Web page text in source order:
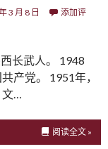
3 月 8 日
添加评
长武人。 1948
产党。 1951年，
文…
阅读全文 »